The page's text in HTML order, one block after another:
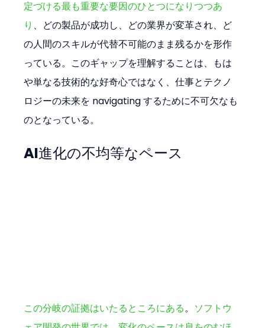
定づける最も重要な要因のひとつになりつつあ
り 、どの製品が成功し、どの業界が変革され、ど
の人間のスキルが代替不可能のまま残るかを形作
っている。このギャップを理解することは、もは
や単なる技術的な好奇心ではなく、仕事とテクノ
ロジーの未来を navigating するために不可欠なも
のとなっている。
AI進化の不均等なペース
この分岐の証拠はいたるところにある。 ソフトウ